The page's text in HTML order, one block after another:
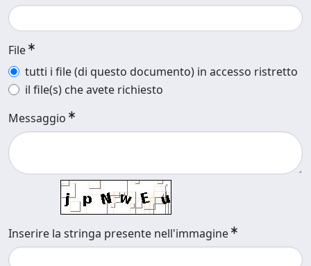
File
tutti i file (di questo documento) in accesso ristretto
il file(s) che avete richiesto
Messaggio
Inserire la stringa presente nell'immagine